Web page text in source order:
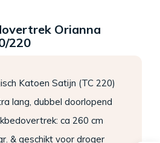
Orianna
220
Katoen Satijn (TC 220)
lang, dubbel doorlopend
ca 260 cm
& geschikt voor droger